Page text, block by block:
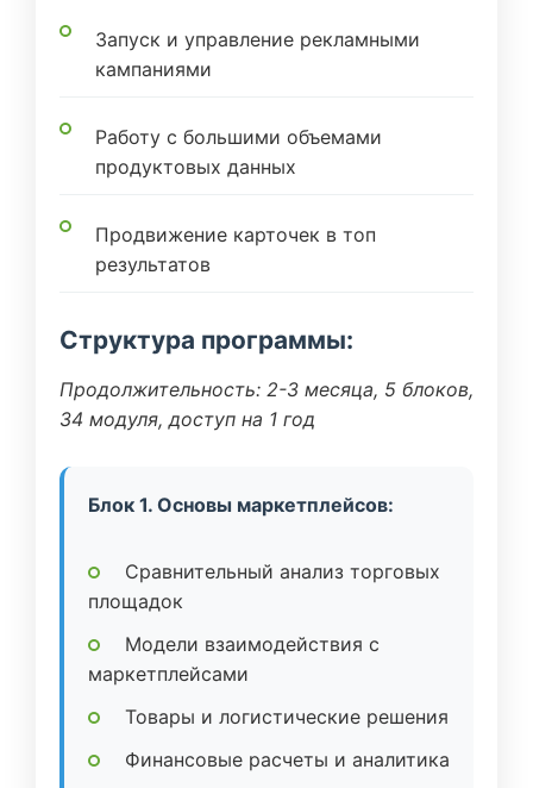
Запуск и управление рекламными
кампаниями
Работу с большими объемами
продуктовых данных
Продвижение карточек в топ
результатов
Структура программы:
Продолжительность: 2-3 месяца, 5 блоков,
34 модуля, доступ на 1 год
Блок 1. Основы маркетплейсов:
Сравнительный анализ торговых
площадок
Модели взаимодействия с
маркетплейсами
Товары и логистические решения
Финансовые расчеты и аналитика